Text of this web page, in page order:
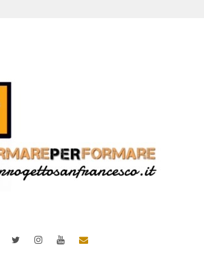
FacebookTwitterInstagramYouTubeEmail